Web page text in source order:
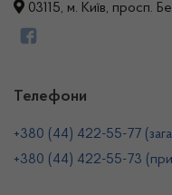
03115, м. Київ, просп.
Телефони
+380 (44) 422-55-77
+380 (44) 422-55-73